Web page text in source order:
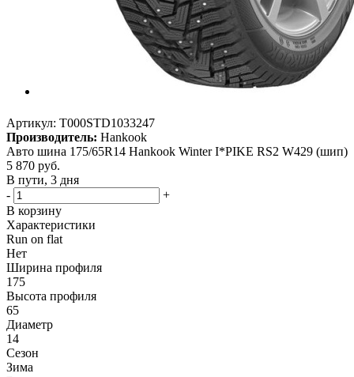
Артикул: T000STD1033247
Производитель: Hankook
Авто шина 175/65R14 Hankook Winter I*PIKE RS2 W429 (шип)
5 870 руб.
В пути, 3 дня
-
+
В корзину
Характеристики
Run on flat
Нет
Ширина профиля
175
Высота профиля
65
Диаметр
14
Сезон
Зима